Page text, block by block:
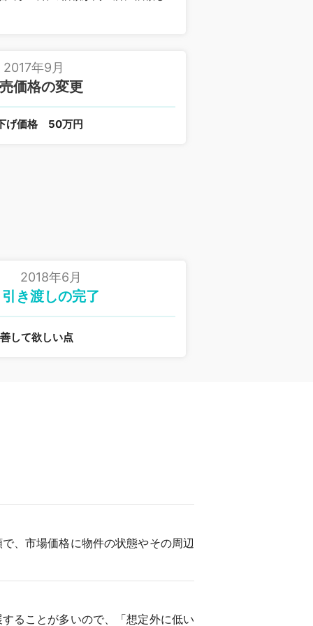
2017年9月
価格の変更
げ価格 50万円
2018年6月
引き渡しの完了
して欲しい点
、市場価格に物件の状態やその周辺
ることが多いので、「想定外に低い